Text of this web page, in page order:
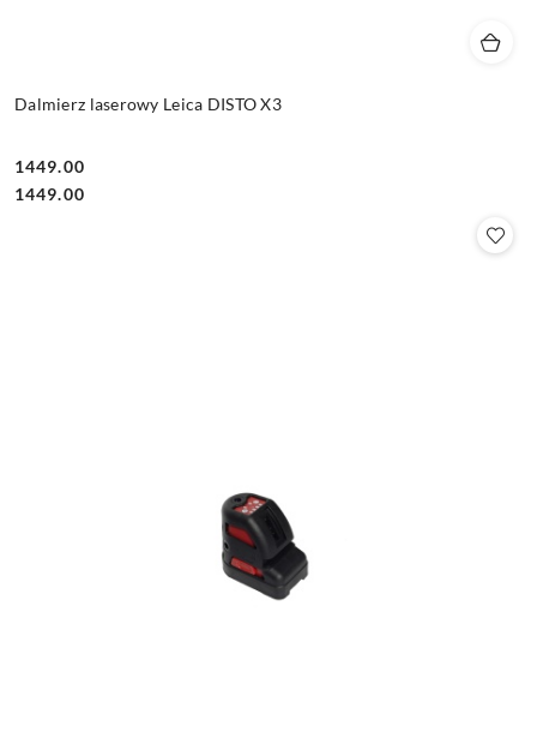
Dalmierz laserowy Leica DISTO X3
Cena:
1449.00
Cena:
1449.00